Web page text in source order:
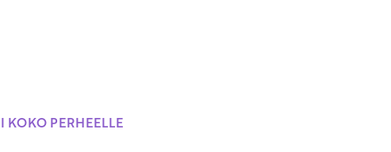
KOKO PERHEELLE